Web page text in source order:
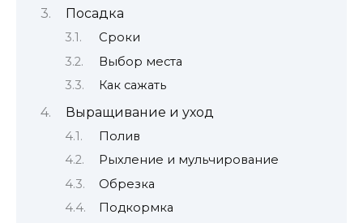
Посадка
Сроки
Выбор места
Как сажать
Выращивание и уход
Полив
Рыхление и мульчирование
Обрезка
Подкормка